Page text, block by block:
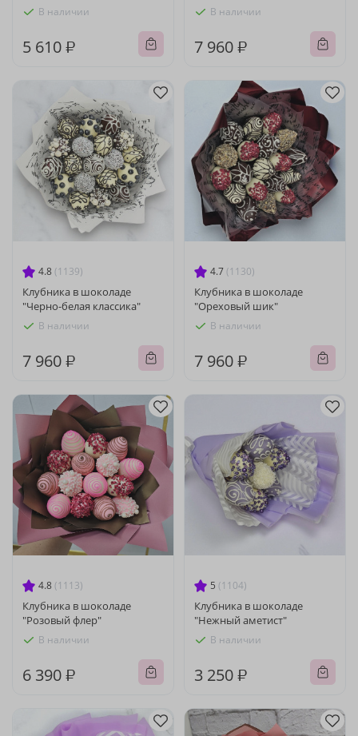
В наличии
5 610 ₽
В наличии
7 960 ₽
4.8 (1139)
Клубника в шоколаде
"Черно-белая классика"
В наличии
7 960 ₽
4.7 (1130)
Клубника в шоколаде
"Ореховый шик"
В наличии
7 960 ₽
4.8 (1113)
Клубника в шоколаде
"Розовый флер"
В наличии
6 390 ₽
5 (1104)
Клубника в шоколаде
"Нежный аметист"
В наличии
3 250 ₽